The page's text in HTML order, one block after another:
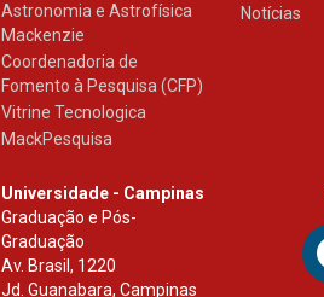
Astronomia e Astrofísica
Mackenzie
Coordenadoria de
Fomento à Pesquisa (CFP)
Vitrine Tecnologica
MackPesquisa
Notícias
Universidade - Campinas
Graduação e Pós-
Graduação
Av. Brasil, 1220
Jd. Guanabara, Campinas